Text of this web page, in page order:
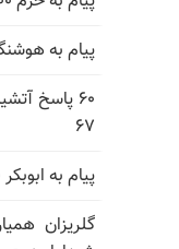
پیام به هوشنگ ۵۴۰
۶۰ پاسخ
۶۷
پیام به ابوبکر ۱۶۰۰ زاهدان
گلریزان